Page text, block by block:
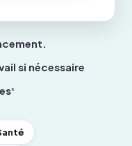
si nécessaire
*